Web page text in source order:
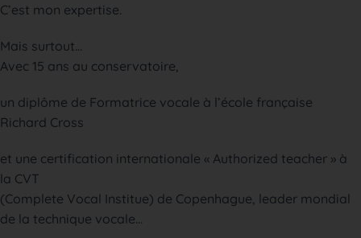
C’est mon expertise.
Mais surtout…
Avec 15 ans au conservatoire,
un diplôme de Formatrice vocale à l’école française
Richard Cross
et une certification internationale « Authorized teacher » à
la CVT
(Complete Vocal Institue) de Copenhague, leader mondial
de la technique vocale…